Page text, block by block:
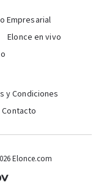
Empresarial
Elonce en vivo
y Condiciones
Contacto
Elonce.com